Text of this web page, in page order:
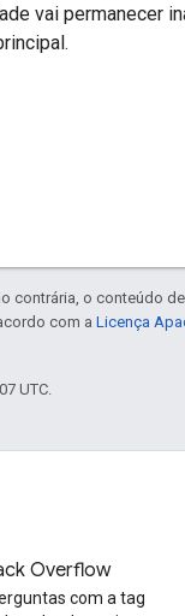
vai permanecer
contrária, o conteúdo
com a Licença
UTC.
Overflow
com a tag